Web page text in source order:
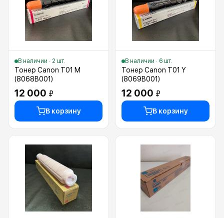
В наличии · 2 шт.
Тонер Canon T01 M
(8068B001)
12 000 ₽
В корзину
В наличии · 6 шт.
Тонер Canon T01 Y
(8069B001)
12 000 ₽
В корзину